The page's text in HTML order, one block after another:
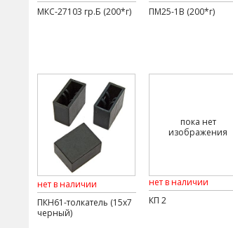
МКС-27103 гр.Б (200*г)
ПМ25-1В (200*г)
нет в наличии
ПКН61-толкатель (15х7
черный)
пока нет
изображения
нет в наличии
КП 2